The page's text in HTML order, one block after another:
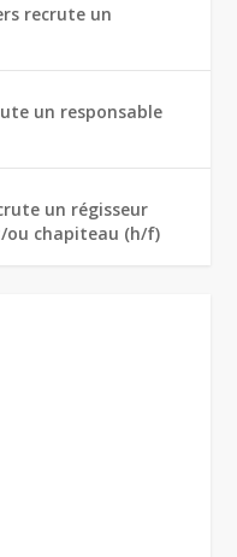
recrute un
un responsable
un régisseur
ou chapiteau (h/f)